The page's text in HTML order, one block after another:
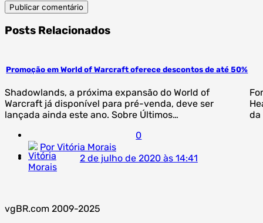
Posts Relacionados
Promoção em World of Warcraft oferece descontos de até 50%
Shadowlands, a próxima expansão do World of
Warcraft já disponível para pré-venda, deve ser
lançada ainda este ano. Sobre Últimos…
0
Por Vitória Morais
2 de julho de 2020 às 14:41
da
vgBR.com 2009-2025